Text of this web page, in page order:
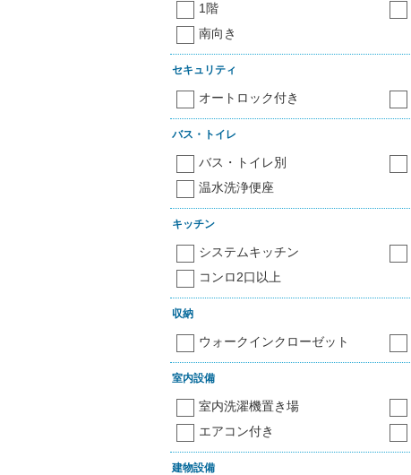
1階
南向き
セキュリティ
オートロック付き
バス・トイレ
バス・トイレ別
温水洗浄便座
キッチン
システムキッチン
コンロ2口以上
収納
ウォークインクローゼット
室内設備
室内洗濯機置き場
エアコン付き
建物設備